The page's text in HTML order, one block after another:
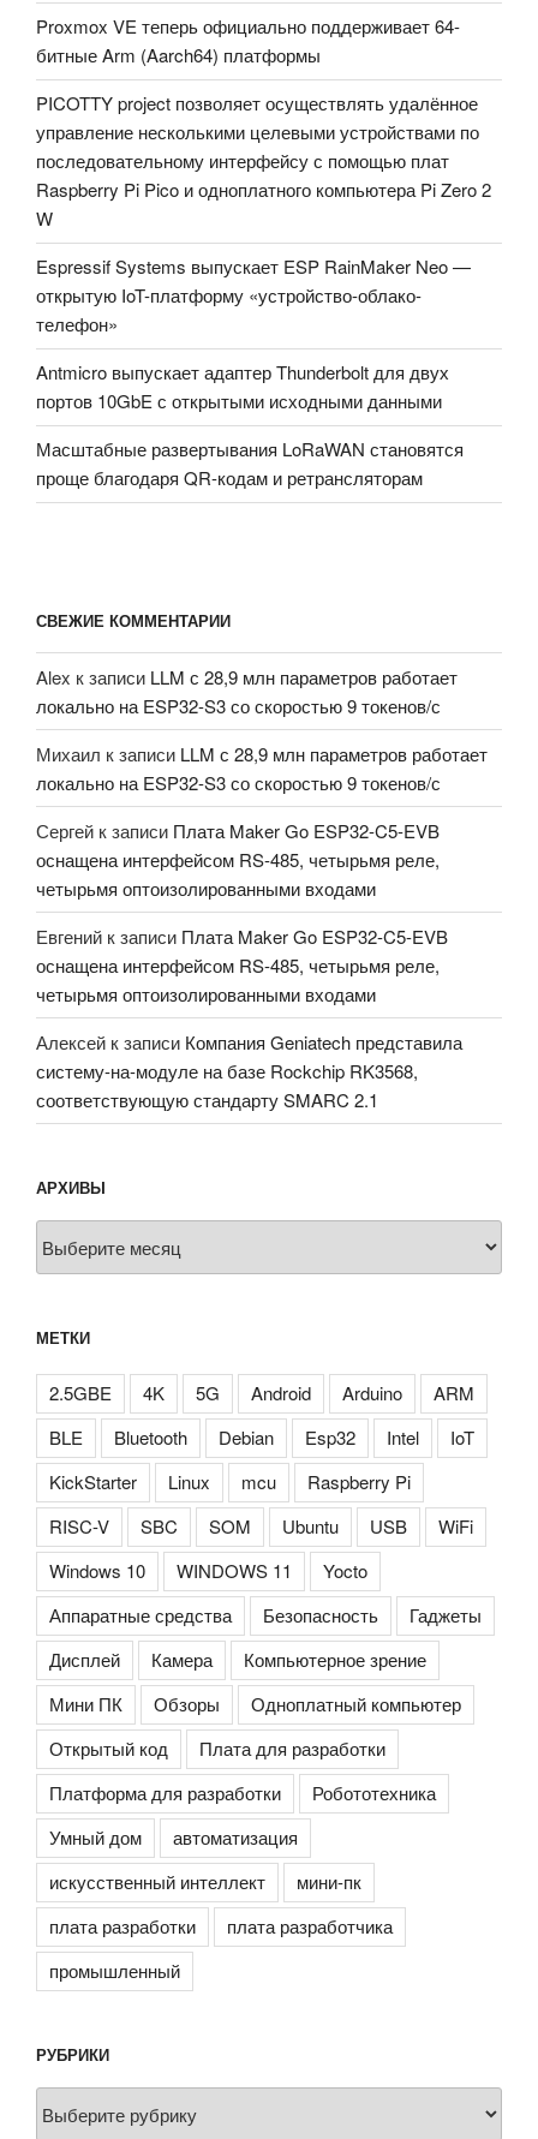
Proxmox VE теперь официально поддерживает 64-
битные Arm (Aarch64) платформы
PICOTTY project позволяет осуществлять удалённое
управление несколькими целевыми устройствами по
последовательному интерфейсу с помощью плат
Raspberry Pi Pico и одноплатного компьютера Pi Zero 2
W
Espressif Systems выпускает ESP RainMaker Neo —
открытую IoT-платформу «устройство-облако-
телефон»
Antmicro выпускает адаптер Thunderbolt для двух
портов 10GbE с открытыми исходными данными
Масштабные развертывания LoRaWAN становятся
проще благодаря QR-кодам и ретрансляторам
СВЕЖИЕ КОММЕНТАРИИ
Alex к записи LLM с 28,9 млн параметров работает
локально на ESP32-S3 со скоростью 9 токенов/с
Михаил к записи LLM с 28,9 млн параметров работает
локально на ESP32-S3 со скоростью 9 токенов/с
Сергей к записи Плата Maker Go ESP32-C5-EVB
оснащена интерфейсом RS-485, четырьмя реле,
четырьмя оптоизолированными входами
Евгений к записи Плата Maker Go ESP32-C5-EVB
оснащена интерфейсом RS-485, четырьмя реле,
четырьмя оптоизолированными входами
Алексей к записи Компания Geniatech представила
систему-на-модуле на базе Rockchip RK3568,
соответствующую стандарту SMARC 2.1
АРХИВЫ
МЕТКИ
2.5GBE 4K 5G Android Arduino
ARM
BLE
Bluetooth Debian Esp32 Intel
IoT
KickStarter
Linux mcu
Raspberry Pi
RISC-V
SBC SOM Ubuntu USB
WiFi
Windows 10
WINDOWS 11
Yocto
Аппаратные средства
Безопасность
Гаджеты
Дисплей
Камера
Компьютерное зрение
Мини ПК
Обзоры
Одноплатный компьютер
Открытый код
Плата для разработки
Платформа для разработки
Робототехника
Умный дом
автоматизация
искусственный интеллект
мини-пк
плата разработки
плата разработчика
промышленный
РУБРИКИ